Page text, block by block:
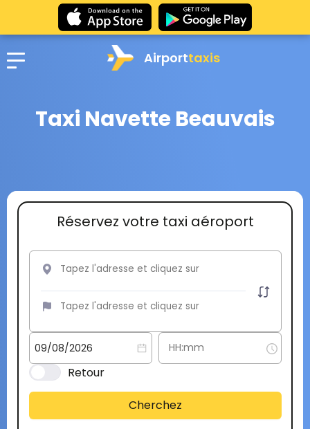
Airporttaxis
Taxi Navette Beauvais
Réservez votre taxi aéroport
Retour
Cherchez